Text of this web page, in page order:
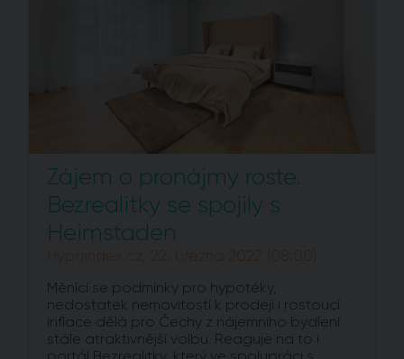
Zájem o pronájmy roste.
Bezrealitky se spojily s
Heimstaden
Hypoindex.cz, 22. března 2022 (08:00)
Měnící se podmínky pro hypotéky,
nedostatek nemovitostí k prodeji i rostoucí
inflace dělá pro Čechy z nájemního bydlení
stále atraktivnější volbu. Reaguje na to i